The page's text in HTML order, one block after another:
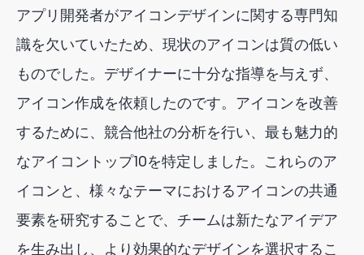
アプリ開発者がアイコンデザインに関する専門知
識を欠いていたため、現状のアイコンは質の低い
ものでした。デザイナーに十分な指導を与えず、
アイコン作成を依頼したのです。アイコンを改善
するために、競合他社の分析を行い、最も魅力的
なアイコントップ10を特定しました。これらのア
イコンと、様々なテーマにおけるアイコンの共通
要素を研究することで、チームは新たなアイデア
を生み出し、より効果的なデザインを選択するこ